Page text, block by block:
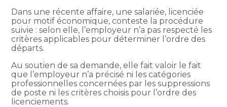
Dans une récente affaire, une salariée, licenciée
pour motif économique, conteste la procédure
suivie : selon elle, l’employeur n’a pas respecté les
critères applicables pour déterminer l’ordre des
départs.
Au soutien de sa demande, elle fait valoir le fait
que l’employeur n’a précisé ni les catégories
professionnelles concernées par les suppressions
de poste ni les critères choisis pour l’ordre des
licenciements.